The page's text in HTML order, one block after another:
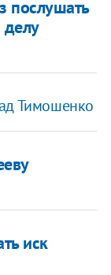
послушать
Тимошенко
иск